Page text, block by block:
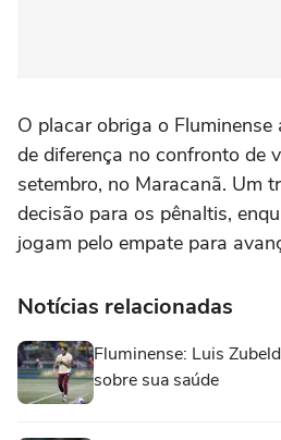
O placar obriga o
de diferença no confronto de
setembro, no Maracanã. Um
decisão para os pênaltis,
jogam pelo empate para
Notícias relacionadas
Fluminense: Luis
sobre sua saúde